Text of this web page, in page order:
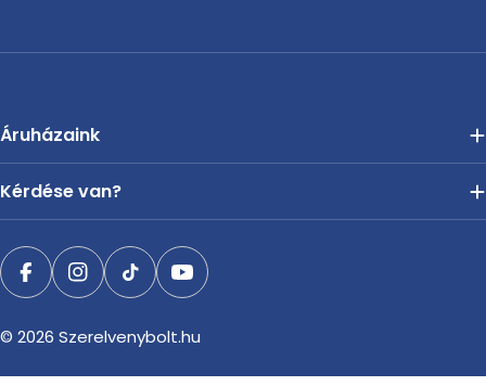
Áruházaink
Kérdése van?
FacebookInstagram
TikTokYouTube
© 2026 Szerelvenybolt.hu